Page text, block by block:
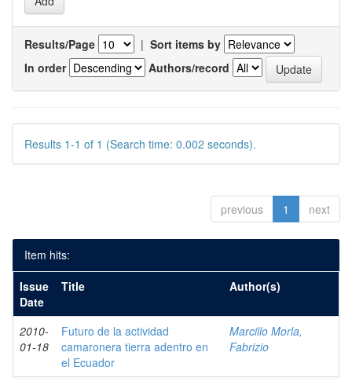
Results/Page | Sort items by
In order
Authors/record
Results 1-1 of 1 (Search time: 0.002 seconds).
previous 1 next
Item hits:
Issue
Date
Title Author(s)
2010-
01-18
Futuro de la actividad
camaronera tierra adentro en
el Ecuador
Marcillo Morla,
Fabrizio